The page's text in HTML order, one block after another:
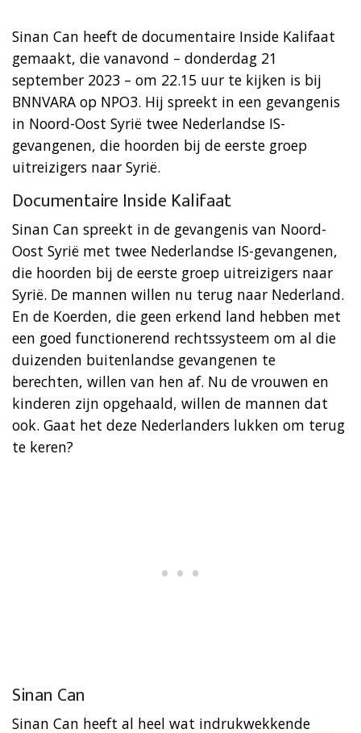
Sinan Can heeft de documentaire Inside Kalifaat
gemaakt, die vanavond – donderdag 21
september 2023 – om 22.15 uur te kijken is bij
BNNVARA op NPO3. Hij spreekt in een gevangenis
in Noord-Oost Syrië twee Nederlandse IS-
gevangenen, die hoorden bij de eerste groep
uitreizigers naar Syrië.
Documentaire Inside Kalifaat
Sinan Can spreekt in de gevangenis van Noord-
Oost Syrië met twee Nederlandse IS-gevangenen,
die hoorden bij de eerste groep uitreizigers naar
Syrië. De mannen willen nu terug naar Nederland.
En de Koerden, die geen erkend land hebben met
een goed functionerend rechtssysteem om al die
duizenden buitenlandse gevangenen te
berechten, willen van hen af. Nu de vrouwen en
kinderen zijn opgehaald, willen de mannen dat
ook. Gaat het deze Nederlanders lukken om terug
te keren?
Sinan Can
Sinan Can heeft al heel wat indrukwekkende